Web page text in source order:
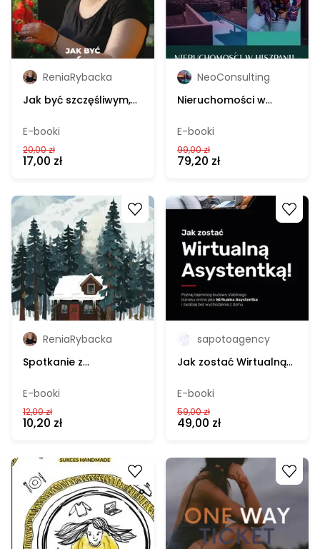
ReniaRybacka
Jak być szczęśliwym,
komunikacji – Renia
Rybacka, e-book
E-booki
20,00 zł
17,00 zł
NeoConsulting
Nieruchomości w
czy drugi dom –
NeoConsulting, e-
book
E-booki
99,00 zł
79,20 zł
Go to product
ReniaRybacka
Spotkanie z
Rybacka, e-book
E-booki
12,00 zł
10,20 zł
Go to product
sapotoagency
Jak zostać Wirtualną
Agency, e-book
E-booki
59,00 zł
49,00 zł
Go to product Go to product